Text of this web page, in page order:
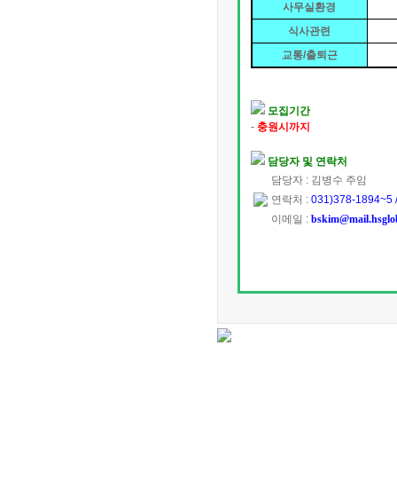
사무실환경
식사관련
교통/출퇴근
모집기간
- 충원시까지
담당자 및 연락처
담당자 : 김병수 주임
연락처 : 031)378-1894~5
이메일 :